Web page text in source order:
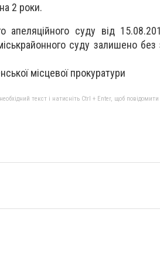
2 роки.
апеляційного суду від
суду залишено
місцевої прокуратури
текст і натисніть Ctrl + Enter, щоб